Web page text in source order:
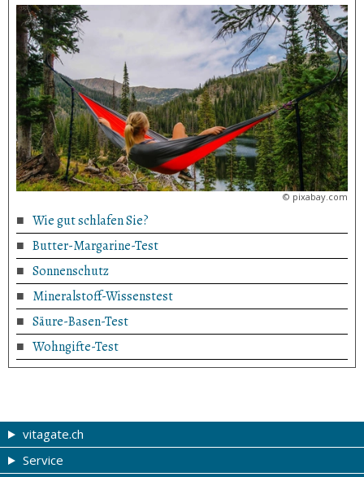
© pixabay.com
Wie gut schlafen Sie?
Butter-Margarine-Test
Sonnenschutz
Mineralstoff-Wissenstest
Säure-Basen-Test
Wohngifte-Test
vitagate.ch
Gesund & schön
Service